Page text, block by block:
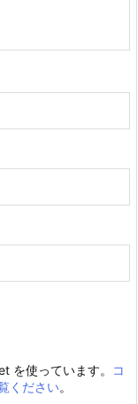
を使っています。
コ
ください。